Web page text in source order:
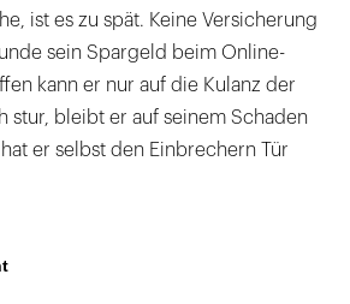
ist es zu spät. Keine Versicherung
sein Spargeld beim Online-
kann er nur auf die Kulanz der
stur, bleibt er auf seinem Schaden
er selbst den Einbrechern Tür